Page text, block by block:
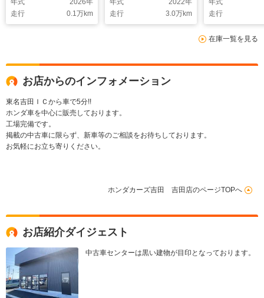
年式
2026年
走行
0.1万km
年式
2022年
走行
3.0万km
年式
走行
在庫一覧を見る
お店からのインフォメーション
東名吉田ＩＣから車で5分!!
ホンダ車を中心に販売しております。
工場完備です。
掲載の中古車に限らず、新車等のご相談をお待ちしております。
お気軽にお立ち寄りください。
ホンダカーズ吉田 吉田店のページTOPへ
お店紹介ダイジェスト
中古車センターは黒い建物が目印となっております。